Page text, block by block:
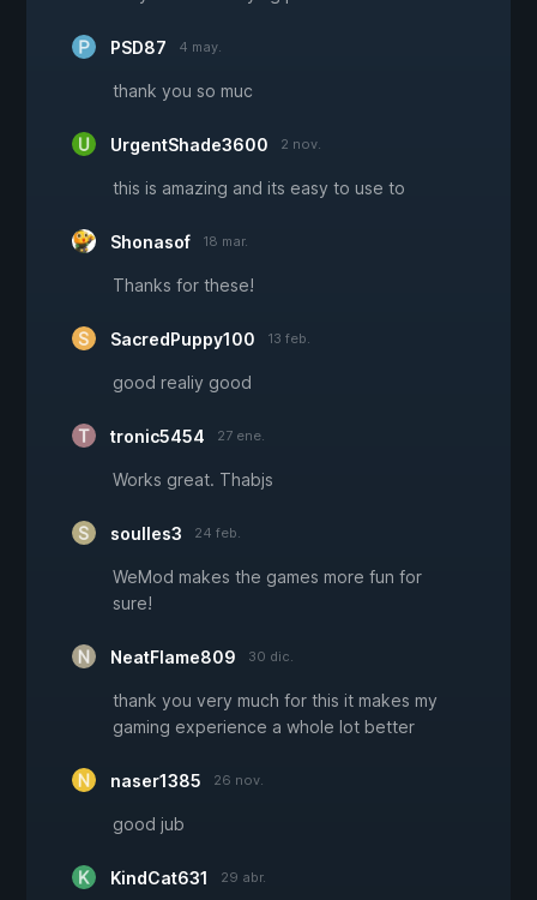
PSD87 4 may.
thank you so muc
UrgentShade3600 2 nov.
this is amazing and its easy to use to
Shonasof 18 mar.
Thanks for these!
SacredPuppy100 13 feb.
good realiy good
tronic5454 27 ene.
Works great. Thabjs
soulles3 24 feb.
WeMod makes the games more fun for
sure!
NeatFlame809 30 dic.
thank you very much for this it makes my
gaming experience a whole lot better
naser1385 26 nov.
good jub
KindCat631 29 abr.